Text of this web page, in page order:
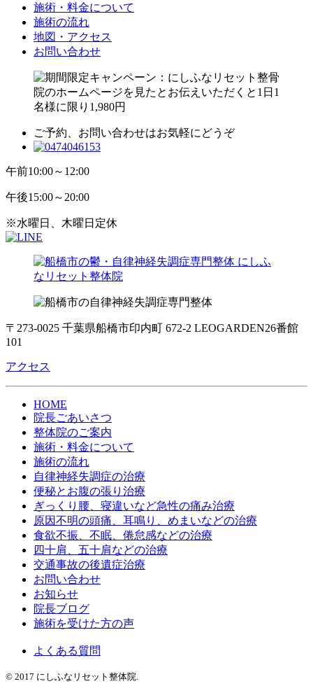
施術・料金について
施術の流れ
地図・アクセス
お問い合わせ
ご予約、お問い合わせはお気軽にどうぞ
午前10:00～12:00
午後15:00～20:00
※水曜日、木曜日定休
〒273-0025 千葉県船橋市印内町 672-2 LEOGARDEN26番館
101
アクセス
HOME
院長ごあいさつ
整体院のご案内
施術・料金について
施術の流れ
自律神経失調症の治療
便秘とお腹の張り治療
ぎっくり腰、寝違いなど急性の痛み治療
原因不明の頭痛、耳鳴り、めまいなどの治療
食欲不振、不眠、倦怠感などの治療
四十肩、五十肩などの治療
交通事故の後遺症治療
お問い合わせ
お知らせ
院長ブログ
施術を受けた方の声
よくある質問
© 2017 にしふなリセット整体院.